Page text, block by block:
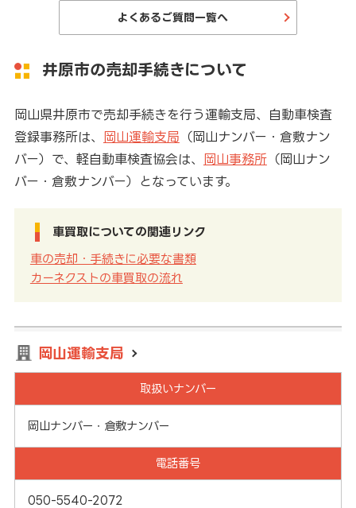
よくあるご質問一覧へ
井原市の売却手続きについて
岡山県井原市で売却手続きを行う運輸支局、自動車検査
登録事務所は、
岡山運輸支局 （岡山ナンバー・倉敷ナン
バー）で、軽自動車検査協会は、
岡山事務所（岡山ナン
バー・倉敷ナンバー）となっています。
車買取についての関連リンク
車の売却・手続きに必要な書類
カーネクストの車買取の流れ
岡山運輸支局
取扱いナンバー
岡山ナンバー・倉敷ナンバー
電話番号
050-5540-2072